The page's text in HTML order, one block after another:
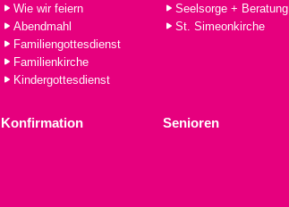
Wie wir feiern
Abendmahl
Familiengottesdienst
Familienkirche
Kindergottesdienst
Seelsorge + Beratung
St. Simeonkirche
Konfirmation Senioren